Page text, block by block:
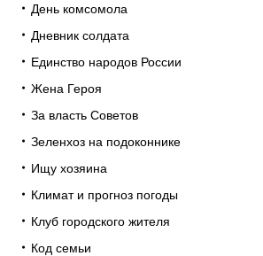
День комсомола
Дневник солдата
Единство народов России
Жена Героя
За власть Советов
Зеленхоз на подоконнике
Ищу хозяина
Климат и прогноз погоды
Клуб городского жителя
Код семьи